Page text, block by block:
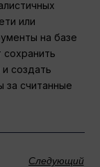
или
на базе
сохранить
создать
за считанные
Следующий